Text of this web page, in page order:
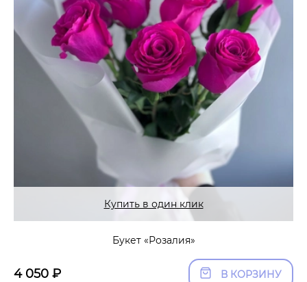
Купить в один клик
Букет «Розалия»
4 050 ₽ В КОРЗИНУ